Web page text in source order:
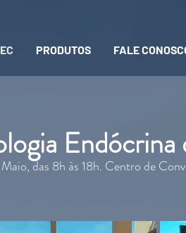
PRODUTOS FALE
das 8h às 18h. Centro de